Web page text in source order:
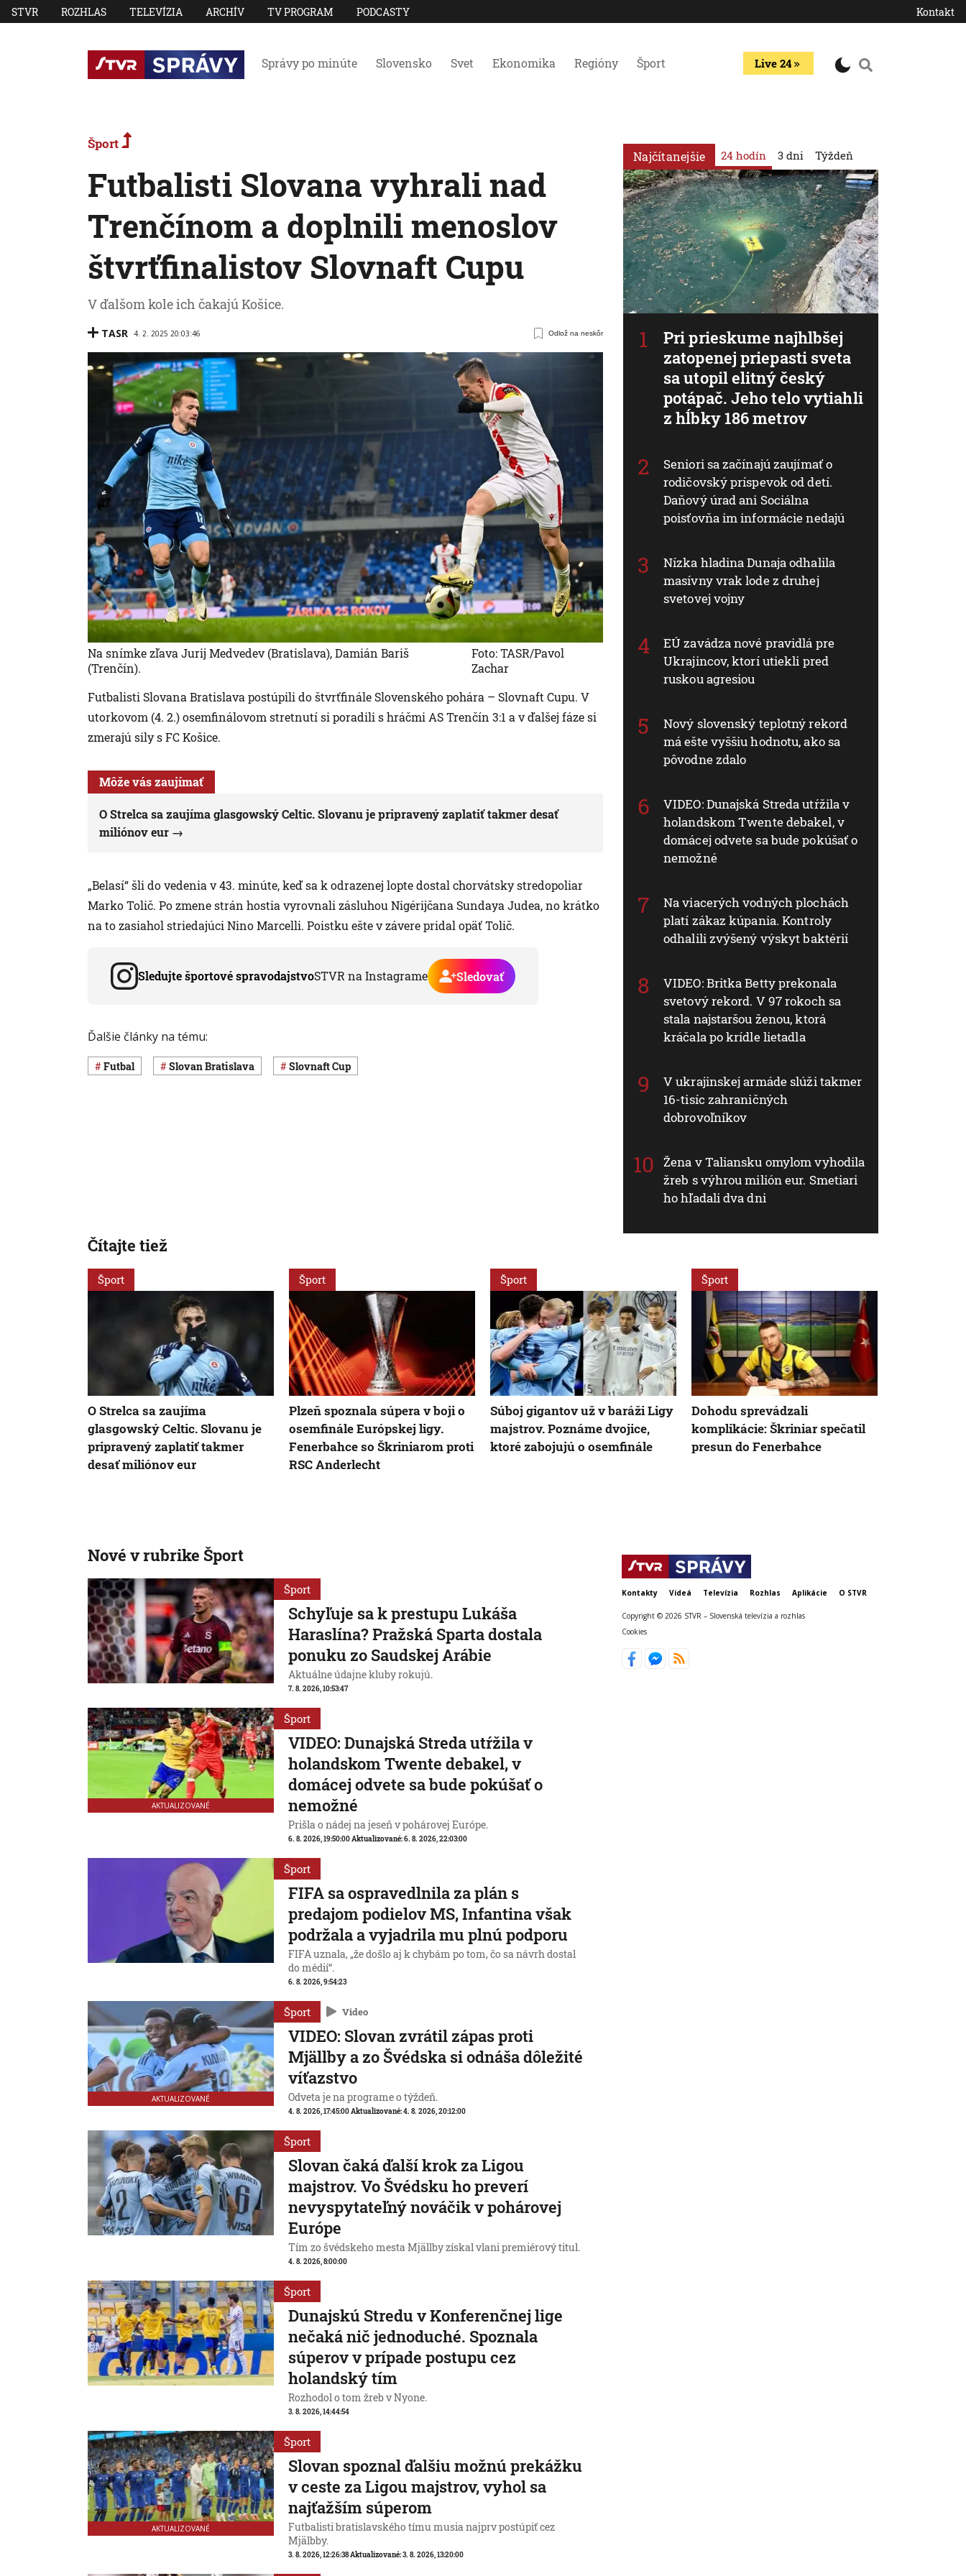
STVR ROZHLAS TELEVÍZIA ARCHÍV TV PROGRAM PODCASTY Kontakt
Správy po minúte Slovensko Svet Ekonomika Regióny Šport Live 24
Šport
Futbalisti Slovana vyhrali nad
Trenčínom a doplnili menoslov
štvrťfinalistov Slovnaft Cupu
V ďalšom kole ich čakajú Košice.
TASR 4. 2. 2025 20:03:46 Odlož na neskôr
Na snímke zľava Jurij Medvedev (Bratislava), Damián Bariš
(Trenčín).
Foto: TASR/Pavol
Zachar
Futbalisti Slovana Bratislava postúpili do štvrťfinále Slovenského pohára – Slovnaft Cupu. V
utorkovom (4. 2.) osemfinálovom stretnutí si poradili s hráčmi AS Trenčín 3:1 a v ďalšej fáze si
zmerajú sily s FC Košice.
Môže vás zaujímať
O Strelca sa zaujíma glasgowský Celtic. Slovanu je pripravený zaplatiť takmer desať
miliónov eur
„Belasí“ šli do vedenia v 43. minúte, keď sa k odrazenej lopte dostal chorvátsky stredopoliar
Marko Tolič. Po zmene strán hostia vyrovnali zásluhou Nigérijčana Sundaya Judea, no krátko
na to zasiahol striedajúci Nino Marcelli. Poistku ešte v závere pridal opäť Tolič.
Sledujte športové spravodajstvoSTVR na Instagrame Sledovať
Ďalšie články na tému:
Futbal Slovan Bratislava Slovnaft Cup
Najčítanejšie 24 hodín
Pri prieskume najhlbšej
zatopenej priepasti sveta
sa utopil elitný český
potápač. Jeho telo vytiahli
z hĺbky 186 metrov
Seniori sa začínajú zaujímať o
rodičovský príspevok od detí.
Daňový úrad ani Sociálna
poisťovňa im informácie nedajú
Nízka hladina Dunaja odhalila
masívny vrak lode z druhej
svetovej vojny
EÚ zavádza nové pravidlá pre
Ukrajincov, ktorí utiekli pred
ruskou agresiou
Nový slovenský teplotný rekord
má ešte vyššiu hodnotu, ako sa
pôvodne zdalo
VIDEO: Dunajská Streda utŕžila v
holandskom Twente debakel, v
domácej odvete sa bude pokúšať o
nemožné
Na viacerých vodných plochách
platí zákaz kúpania. Kontroly
odhalili zvýšený výskyt baktérií
VIDEO: Britka Betty prekonala
svetový rekord. V 97 rokoch sa
stala najstaršou ženou, ktorá
kráčala po krídle lietadla
V ukrajinskej armáde slúži takmer
16-tisíc zahraničných
dobrovoľníkov
Žena v Taliansku omylom vyhodila
žreb s výhrou milión eur. Smetiari
ho hľadali dva dni
3 dni Týždeň
Čítajte tiež
Šport
O Strelca sa zaujíma
glasgowský Celtic. Slovanu je
pripravený zaplatiť takmer
desať miliónov eur
Šport
Plzeň spoznala súpera v boji o
osemfinále Európskej ligy.
Fenerbahce so Škriniarom proti
RSC Anderlecht
Šport
Súboj gigantov už v baráži Ligy
majstrov. Poznáme dvojice,
ktoré zabojujú o osemfinále
Šport
Dohodu sprevádzali
komplikácie: Škriniar spečatil
presun do Fenerbahce
Nové v rubrike Šport
Šport
Schyľuje sa k prestupu Lukáša
Haraslína? Pražská Sparta dostala
ponuku zo Saudskej Arábie
Aktuálne údajne kluby rokujú.
7. 8. 2026, 10:53:47
AKTUALIZOVANÉ
Šport
VIDEO: Dunajská Streda utŕžila v
holandskom Twente debakel, v
domácej odvete sa bude pokúšať o
nemožné
Prišla o nádej na jeseň v pohárovej Európe.
6. 8. 2026, 19:50:00Aktualizované:6. 8. 2026, 22:03:00
Šport
FIFA sa ospravedlnila za plán s
predajom podielov MS, Infantina však
podržala a vyjadrila mu plnú podporu
FIFA uznala, „že došlo aj k chybám po tom, čo sa návrh dostal
do médií“.
6. 8. 2026, 9:54:23
AKTUALIZOVANÉ
Šport Video
VIDEO: Slovan zvrátil zápas proti
Mjällby a zo Švédska si odnáša dôležité
víťazstvo
Odveta je na programe o týždeň.
4. 8. 2026, 17:45:00Aktualizované:4. 8. 2026, 20:12:00
Šport
Slovan čaká ďalší krok za Ligou
majstrov. Vo Švédsku ho preverí
nevyspytateľný nováčik v pohárovej
Európe
Tím zo švédskeho mesta Mjällby získal vlani premiérový titul.
4. 8. 2026, 8:00:00
Šport
Dunajskú Stredu v Konferenčnej lige
nečaká nič jednoduché. Spoznala
súperov v prípade postupu cez
holandský tím
Rozhodol o tom žreb v Nyone.
3. 8. 2026, 14:44:54
AKTUALIZOVANÉ
Šport
Slovan spoznal ďalšiu možnú prekážku
v ceste za Ligou majstrov, vyhol sa
najťažším súperom
Futbalisti bratislavského tímu musia najprv postúpiť cez
Mjälbby.
3. 8. 2026, 12:26:38Aktualizované:3. 8. 2026, 13:20:00
Kontakty Videá Televízia Rozhlas Aplikácie O STVR
Copyright © 2026 STVR – Slovenská televízia a rozhlas
Cookies